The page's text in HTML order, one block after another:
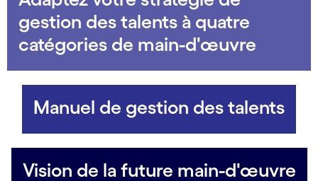
gestion des talents à quatre
catégories de main-d'œuvre
Manuel de gestion des talents
Vision de la future main-d'œuvre